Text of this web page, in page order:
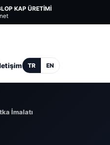
KAP ÜRETİMİ
TR EN
İmalatı